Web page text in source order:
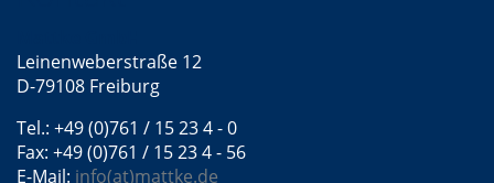
Leinenweberstraße 12
D-79108 Freiburg
Tel.: +49 (0)761 / 15 23 4 - 0
Fax: +49 (0)761 / 15 23 4 - 56
E-Mail: info(at)mattke.de